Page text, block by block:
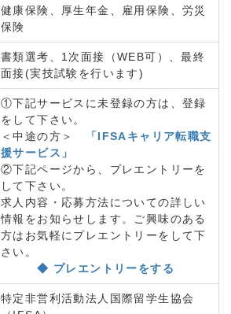
健康保険、厚生年金、雇用保険、労災
保険
書類選考、1次面接（WEB可）、最終
面接(実技試験を行います)
①下記サービスに未登録の方は、登録
をして下さい。
＜中途の方＞
「IFSAキャリア転職支
援サービス」
②下記ページから、プレエントリーを
して下さい。
求人内容・応募方法についての詳しい
情報をお知らせします。ご興味のある
方はお気軽にプレエントリーをして下
さい。
◆ プレエントリーをする
特定非営利活動法人国際留学生協会